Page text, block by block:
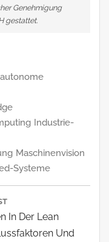
Genehmigung
gestattet.
autonome
Industrie-
Maschinenvision
Systeme
In Der Lean
Und